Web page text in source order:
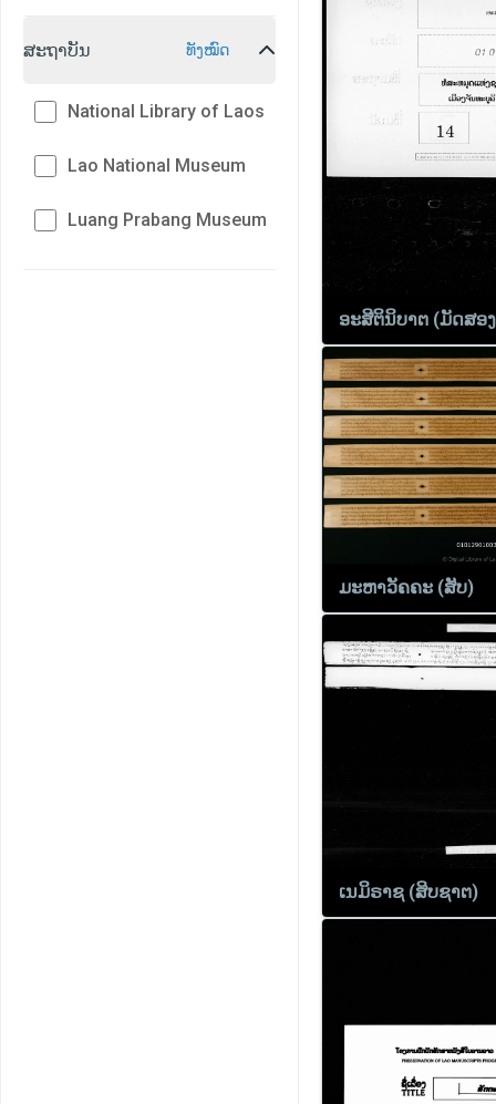
ສະຖາບັນ ທັງໝົດ
National Library of Laos
Lao National Museum
Luang Prabang Museum
ອະສີຕິນິບາຕ (ມັດສອ
ມະ​ຫາ​ວັ​ຄ​ຄະ (ສັບ)
ເນມິຣາຊ (ສິບຊາຕ)